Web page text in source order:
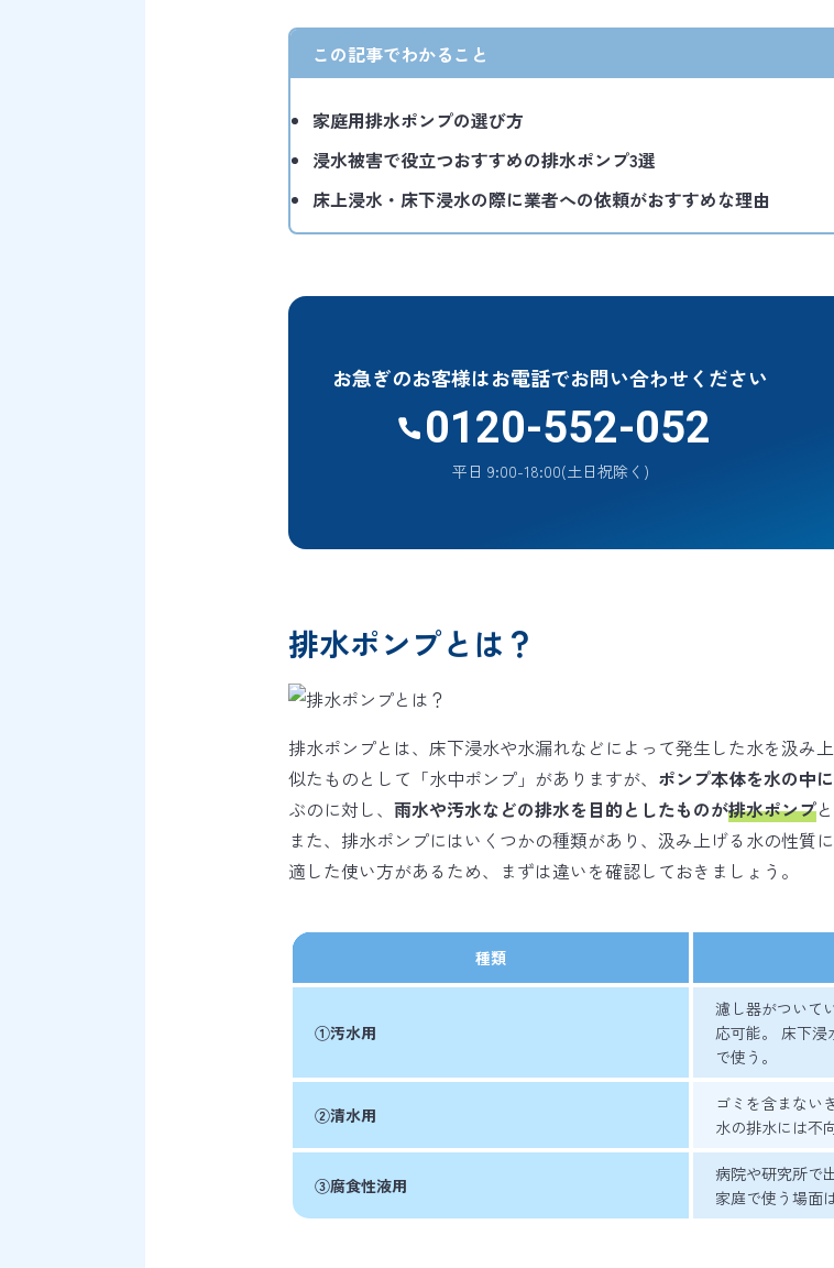
この記事でわかること
家庭用排水ポンプの選び方
浸水被害で役立つおすすめの排水ポンプ3選
床上浸水・床下浸水の際に業者への依頼がおすすめな理由
お急ぎのお客様はお電話でお問い合わせください
0120-552-052
平日 9:00-18:00(土日祝除く)
排水ポンプとは？
排水ポンプとは、床下浸水や水漏れなどによって発生した水を汲み
似たものとして「水中ポンプ」がありますが、 ポンプ本体を水の中
ぶのに対し、 雨水や汚水などの排水を目的としたものが排水ポンプ
また、排水ポンプにはいくつかの種類があり、汲み上げる水の性質
適した使い方があるため、まずは違いを確認しておきましょう。
種類
①汚水用
濾し器がついて
応可能。 床下浸
で使う。
②清水用
ゴミを含まない
水の排水には不
③腐食性液用
病院や研究所で
家庭で使う場面